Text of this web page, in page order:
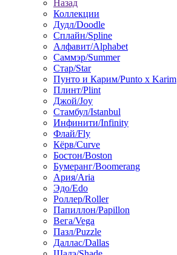
Назад
Коллекции
Дудл/Doodle
Сплайн/Spline
Алфавит/Alphabet
Саммэр/Summer
Стар/Star
Пунто и Карим/Punto x Karim
Плинт/Plint
Джой/Joy
Стамбул/Istanbul
Инфинити/Infinity
Флай/Fly
Кёрв/Curve
Бостон/Boston
Бумеранг/Boomerang
Ария/Aria
Эдо/Edo
Роллер/Roller
Папиллон/Papillon
Вега/Vega
Пазл/Puzzle
Даллас/Dallas